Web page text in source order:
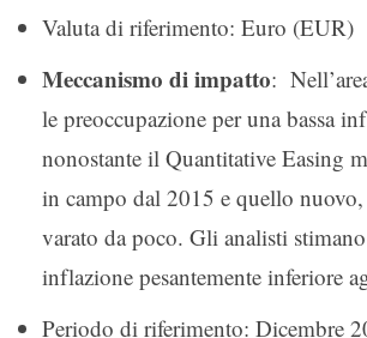
Valuta di riferimento: Euro (EUR)
Meccanismo di impatto:
le preoccupazione per una bassa
nonostante il Quantitative Easing
in campo dal 2015 e quello
varato da poco. Gli analisti
inflazione pesantemente inferiore
Periodo di riferimento: Dicembre